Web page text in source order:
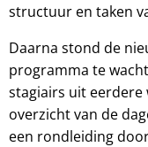
structuur en taken
Daarna stond de
programma te
stagiairs uit eerdere
overzicht van de
een rondleiding